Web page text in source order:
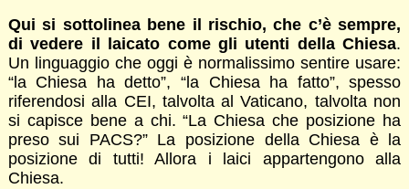
Qui si sottolinea bene il rischio, che c’è sempre,
di vedere il laicato come gli utenti della Chiesa.
Un linguaggio che oggi è normalissimo sentire usare:
“la Chiesa ha detto”, “la Chiesa ha fatto”, spesso
riferendosi alla CEI, talvolta al Vaticano, talvolta non
si capisce bene a chi. “La Chiesa che posizione ha
preso sui PACS?” La posizione della Chiesa è la
posizione di tutti! Allora i laici appartengono alla
Chiesa.